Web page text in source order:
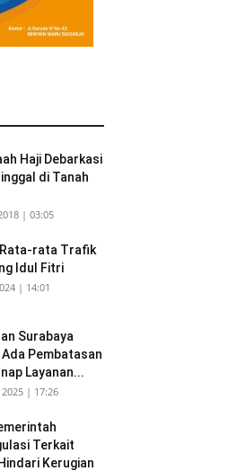
Haji Debarkasi
di Tanah
| 03:05
rata Trafik
Idul Fitri
| 14:01
Surabaya
Pembatasan
Layanan...
| 17:26
Terkait
Kerugian